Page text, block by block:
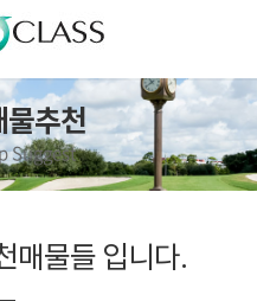
물추천
Suggest
매물들 입니다.